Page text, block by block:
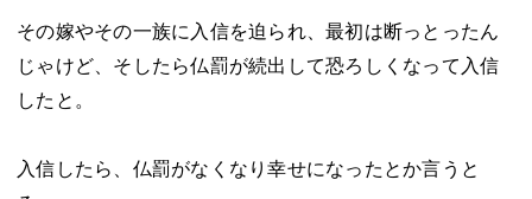
その嫁やその一族に入信を迫られ、最初は断っとったん
じゃけど、そしたら仏罰が続出して恐ろしくなって入信
したと。
入信したら、仏罰がなくなり幸せになったとか言うと